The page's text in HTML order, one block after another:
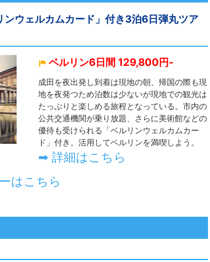
ウェルカムカード」付き3泊6日弾丸ツア